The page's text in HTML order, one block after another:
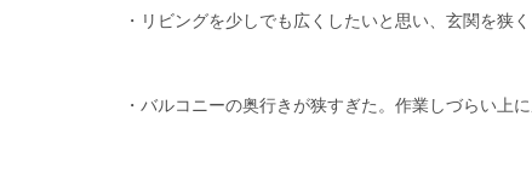
・リビングを少しでも広くしたいと思い、玄関を狭
・バルコニーの奥行きが狭すぎた。作業しづらい上